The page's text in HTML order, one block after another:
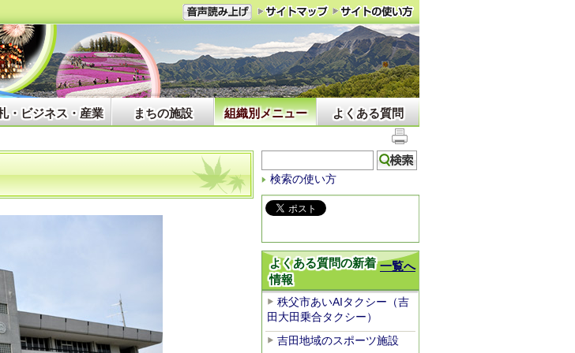
・ビジネス・産業 まちの施設 組織別メニュー よくある質問
検索の使い方
一覧へ
よくある質問の新着
情報
秩父市あいAIタクシー（吉
田大田乗合タクシー）
吉田地域のスポーツ施設